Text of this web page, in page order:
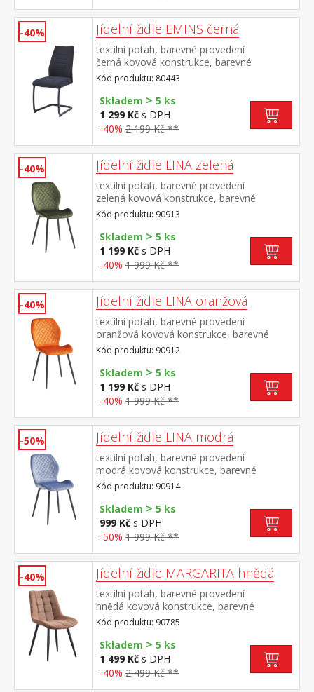
-40% Jídelní židle EMINS černá
textilní potah, barevné provedení
černá kovová konstrukce, barevné
provedení černá výška sedu 48
cm doporučená nosnost do 120 kg
Kód produktu: 80443
Skladem > 5 ks
1 299 Kč s DPH
-40% 2 199 Kč **
-40% Jídelní židle LINA zelená
textilní potah, barevné provedení
zelená kovová konstrukce, barevné
provedení černá výška sedu 50
cm doporučená nosnost do 120 kg
Kód produktu: 90913
Skladem > 5 ks
1 199 Kč s DPH
-40% 1 999 Kč **
-40% Jídelní židle LINA oranžová
textilní potah, barevné provedení
oranžová kovová konstrukce, barevné
provedení černá výška sedu 50
cm doporučená nosnost do 120 kg
Kód produktu: 90912
Skladem > 5 ks
1 199 Kč s DPH
-40% 1 999 Kč **
-50% Jídelní židle LINA modrá
textilní potah, barevné provedení
modrá kovová konstrukce, barevné
provedení černá výška sedu 50
cm doporučená nosnost do 120 kg
Kód produktu: 90914
Skladem > 5 ks
999 Kč s DPH
-50% 1 999 Kč **
-40% Jídelní židle MARGARITA hnědá
textilní potah, barevné provedení
hnědá kovová konstrukce, barevné
provedení černá výška sedu 49
cm doporučená nosnost do 130 kg
Kód produktu: 90785
Skladem > 5 ks
1 499 Kč s DPH
-40% 2 499 Kč **